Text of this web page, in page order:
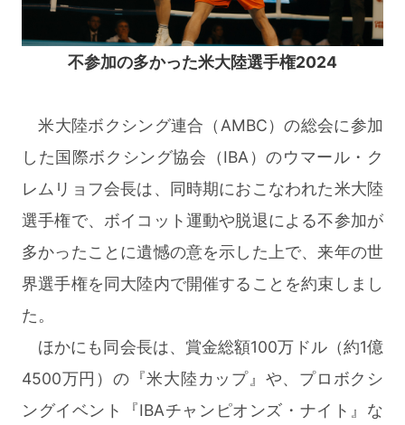
不参加の多かった米大陸選手権2024
米大陸ボクシング連合（AMBC）の総会に参加
した国際ボクシング協会（IBA）のウマール・ク
レムリョフ会長は、同時期におこなわれた米大陸
選手権で、ボイコット運動や脱退による不参加が
多かったことに遺憾の意を示した上で、来年の世
界選手権を同大陸内で開催することを約束しまし
た。
ほかにも同会長は、賞金総額100万ドル（約1億
4500万円）の『米大陸カップ』や、プロボクシ
ングイベント『IBAチャンピオンズ・ナイト』な